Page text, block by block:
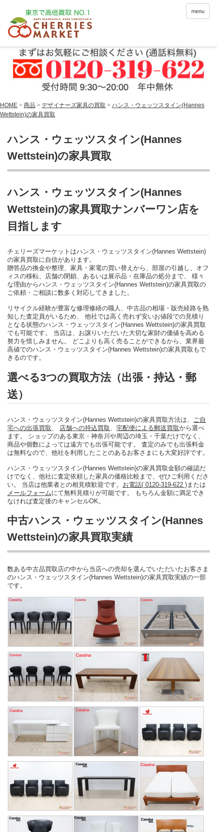
menu
HOME > 商品 > デザイナーズ家具の買取 > ハンス・ウェッツスタイン(Hannes
Wettstein)の家具買取
ハンス・ウェッツスタイン(Hannes
Wettstein)の家具買取
ハンス・ウェッツスタイン(Hannes
Wettstein)の家具買取ナンバーワン店を
目指します
チェリーズマーケットはハンス・ウェッツスタイン(Hannes Wettstein)
の家具買取に自信があります。
贈答品の換金や整理、家具・家電の買い替えから、部屋の引越し、オフ
ィスの移転、店舗の閉鎖、あるいは展示品・在庫品の処分まで、 様々
な理由からハンス・ウェッツスタイン(Hannes Wettstein)の家具買取の
ご依頼・ご相談に数多く対応してきました。
リサイクル経験が豊富な修理修繕の職人、中古品の相場・販売経路を熟
知した査定員がいるため、 他社では高く売れず安いお値段での見積り
となる状態のハンス・ウェッツスタイン(Hannes Wettstein)の家具買取
でも可能です。 当店は、お譲りいただいた大切な家財の価値を高める
努力を惜しみません。 どこよりも高く売ることができるから、業界最
高値でのハンス・ウェッツスタイン(Hannes Wettstein)の家具買取もで
きるのです。
選べる3つの買取方法（出張・持込・郵
送）
ハンス・ウェッツスタイン(Hannes Wettstein)の家具買取方法は、
ご自
宅への出張買取
店舗への持込買取 宅配便による郵送買取から選べ
ます。 ショップのある東京・神奈川や周辺の埼玉・千葉だけでなく、
商品や個数によっては遠方でも出張可能です。 査定のみでも出張料金
は無料なので、他社を利用したことのあるお客さまにも大変好評です。
ハンス・ウェッツスタイン(Hannes Wettstein)の家具買取金額の確認だ
けでなく、他社に査定依頼した家具の価格比較まで、ぜひご利用くださ
い。 当店は他業者との相見積歓迎です。 お電話( 0120-319-622 ) または
メールフォームにて無料見積りが可能です。 もちろん金額に満足でき
なければ査定後のキャンセルOK。
中古ハンス・ウェッツスタイン(Hannes
Wettstein)の家具買取実績
数ある中古品買取店の中から当店への売却を選んでいただいたお客さま
のハンス・ウェッツスタイン(Hannes Wettstein)の家具買取実績の一部
です。